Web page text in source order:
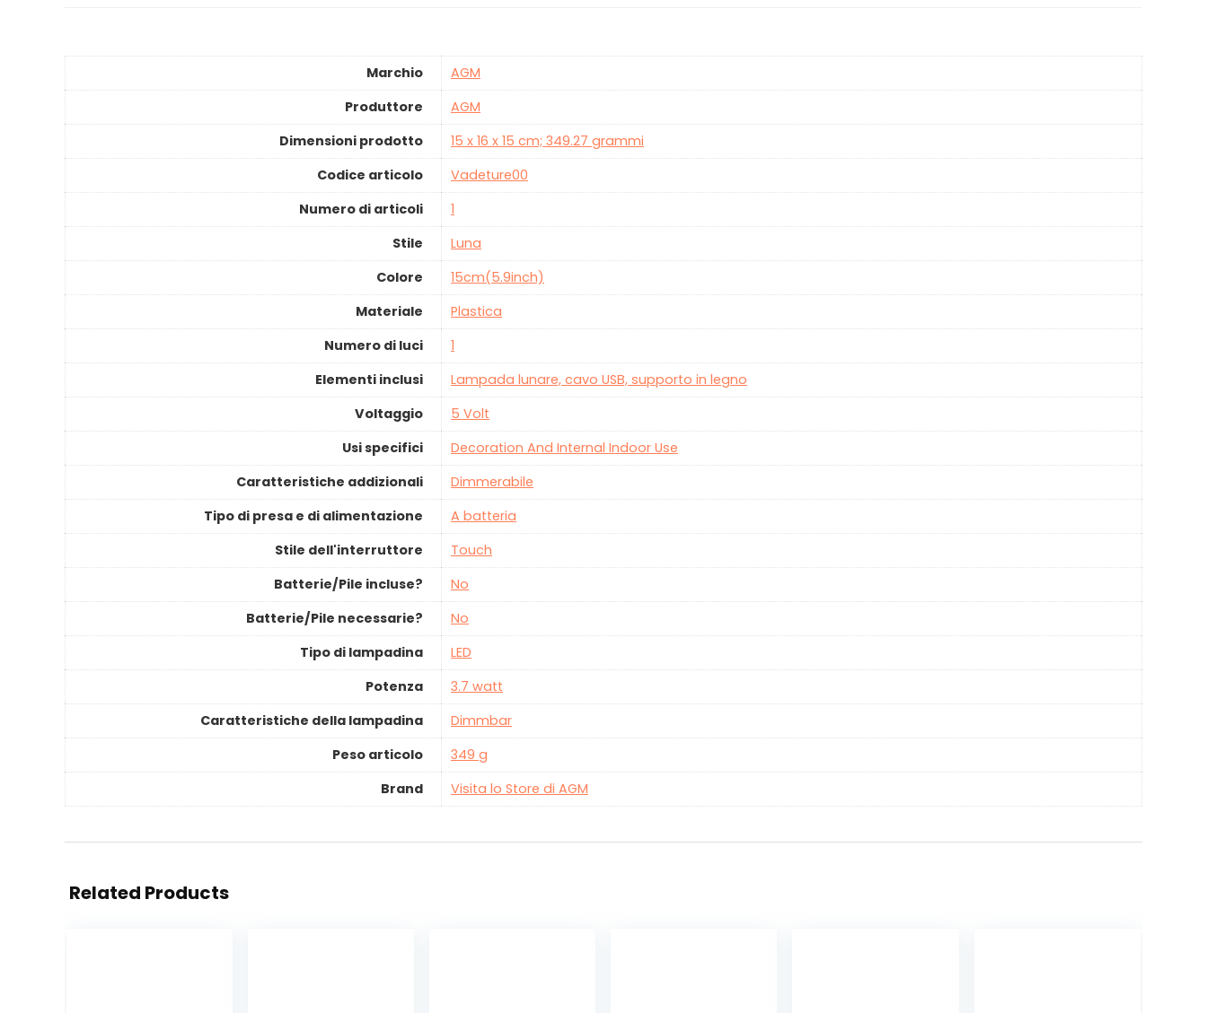
Marchio
‎AGM
Produttore
‎AGM
Dimensioni prodotto
‎15 x 16 x 15 cm; 349.27 grammi
Codice articolo
‎Vadeture00
Numero di articoli
‎1
Stile
‎Luna
Colore
‎15cm(5.9inch)
Materiale
‎Plastica
Numero di luci
‎1
Elementi inclusi
‎Lampada lunare, cavo USB, supporto in legno
Voltaggio
‎5 Volt
Usi specifici
‎Decoration And Internal Indoor Use
Caratteristiche addizionali
‎Dimmerabile
Tipo di presa e di alimentazione
‎A batteria
Stile dell'interruttore
‎Touch
Batterie/Pile incluse?
‎No
Batterie/Pile necessarie?
‎No
Tipo di lampadina
‎LED
Potenza
‎3.7 watt
Caratteristiche della lampadina
‎Dimmbar
Peso articolo
‎349 g
Brand
Visita lo Store di AGM
Related Products